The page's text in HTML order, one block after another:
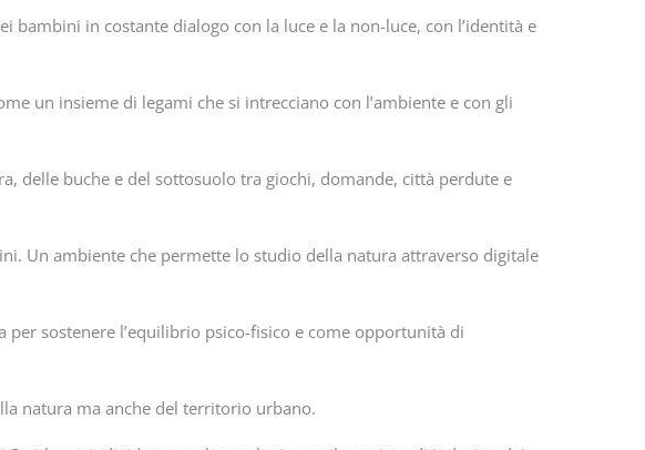
in costante dialogo con la luce e la non-luce, con l’identità e
un insieme di legami che si intrecciano con l’ambiente e con gli
delle buche e del sottosuolo tra giochi, domande, città perdute e
Un ambiente che permette lo studio della natura attraverso digitale
per sostenere l’equilibrio psico-fisico e come opportunità di
natura ma anche del territorio urbano.